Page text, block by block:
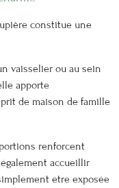
constitue une
vaisselier ou au sein
apporte
de maison de famille
renforcent
accueillir
être exposée